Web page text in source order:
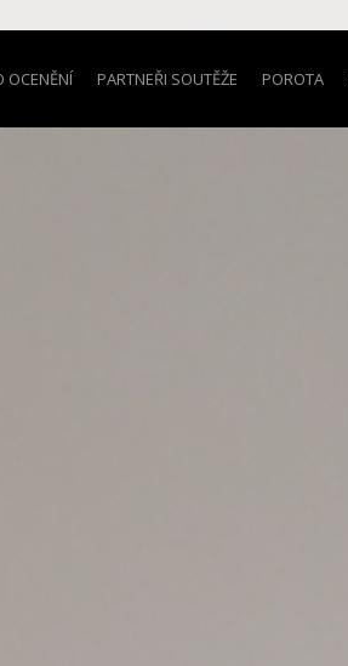
OCENĚNÍ PARTNEŘI SOUTĚŽE POROTA